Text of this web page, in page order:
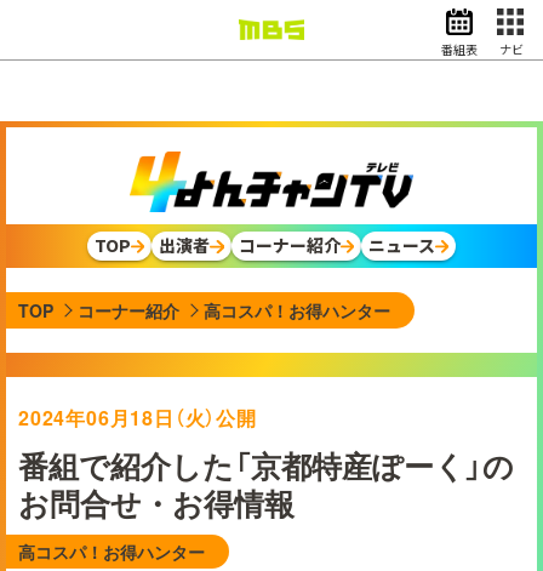
ドラマ
スポーツ
動画イズム ニュース
天気・防災 イベント
映画 アナウンサー
グッズ
EN 検索
番組表 ナビ
TOP 出演者 コーナー紹介 ニュース
TOP コーナー紹介 高コスパ！お得ハンター
2024年06月18日（火）公開
番組で紹介した「京都特産ぽーく」の
お問合せ・お得情報
高コスパ！お得ハンター